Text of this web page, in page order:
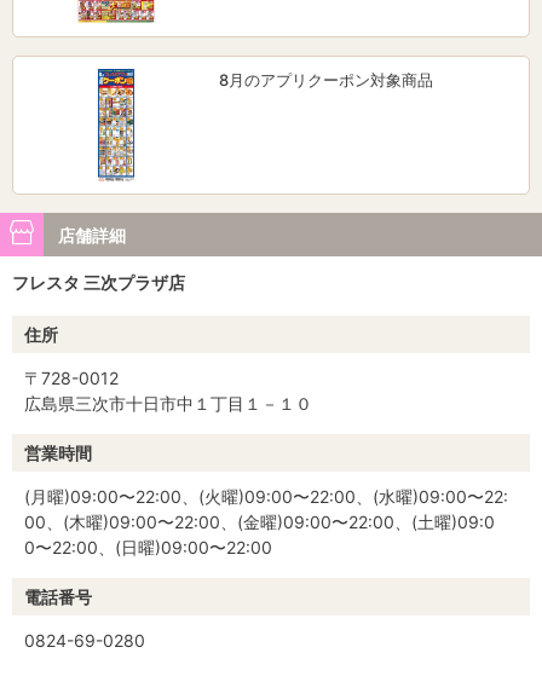
8月のアプリクーポン対象商品
店舗詳細
フレスタ 三次プラザ店
住所
〒728-0012
広島県三次市十日市中１丁目１－１０
営業時間
(月曜)09:00〜22:00、(火曜)09:00〜22:00、(水曜)09:00〜22:
00、(木曜)09:00〜22:00、(金曜)09:00〜22:00、(土曜)09:0
0〜22:00、(日曜)09:00〜22:00
電話番号
0824-69-0280